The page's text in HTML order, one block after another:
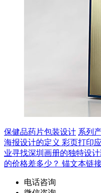
保健品药片包装设计 系列
海报设计的定义 彩页打印
业寻找深圳画册的独特设
的价格差多少？ 锚文本链
电话咨询